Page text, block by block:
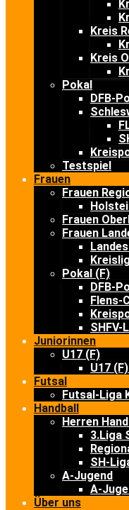
Kreis
Kreis
Pokal
DFB-
Testspiel
Frauen
Frauen
Frauen
Frauen
Pokal (F)
DFB-
Flens-
SHFV-
Juniorinnen
U17 (F)
U17
Futsal
Futsal-Liga
Handball
Herren
3.Liga
SH-
A-Jugend
A-
Über uns